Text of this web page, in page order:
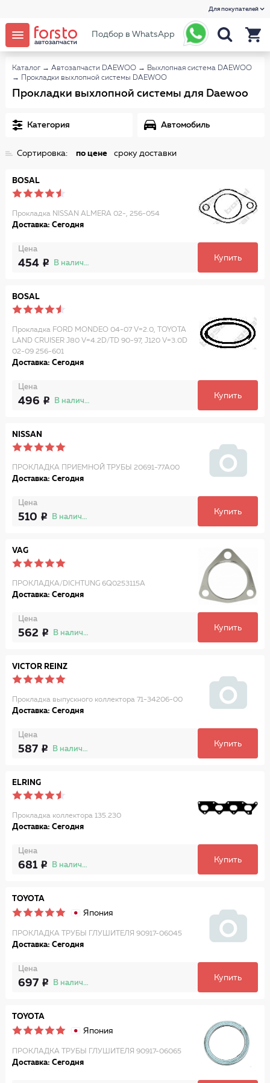
Для покупателей
Подбор в WhatsApp
Каталог → Автозапчасти DAEWOO → Выхлопная система DAEWOO
→
Прокладки выхлопной системы DAEWOO
Прокладки выхлопной системы для Daewoo
Категория Автомобиль
Сортировка: по цене сроку доставки
BOSAL
Прокладка NISSAN ALMERA 02-, 256-054
Доставка: Сегодня
Цена
454 В наличии
Купить
BOSAL
Прокладка FORD MONDEO 04-07 V=2.0, TOYOTA
LAND CRUISER J80 V=4.2D/TD 90-97, J120 V=3.0D
02-09 256-601
Доставка: Сегодня
Цена
496 В наличии
Купить
NISSAN
ПРОКЛАДКА ПРИЕМНОЙ ТРУБЫ 20691-77A00
Доставка: Сегодня
Цена
510 В наличии
Купить
VAG
ПРОКЛАДКА/DICHTUNG 6Q0253115A
Доставка: Сегодня
Цена
562 В наличии
Купить
VICTOR REINZ
Прокладка выпускного коллектора 71-34206-00
Доставка: Сегодня
Цена
587 В наличии
Купить
ELRING
Прокладка коллектора 135.230
Доставка: Сегодня
Цена
681 В наличии
Купить
TOYOTA
Япония
ПРОКЛАДКА ТРУБЫ ГЛУШИТЕЛЯ 90917-06045
Доставка: Сегодня
Цена
697 В наличии
Купить
TOYOTA
Япония
ПРОКЛАДКА ТРУБЫ ГЛУШИТЕЛЯ 90917-06065
Доставка: Сегодня